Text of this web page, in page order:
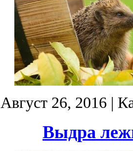
Август 26, 2016 |
Выдра